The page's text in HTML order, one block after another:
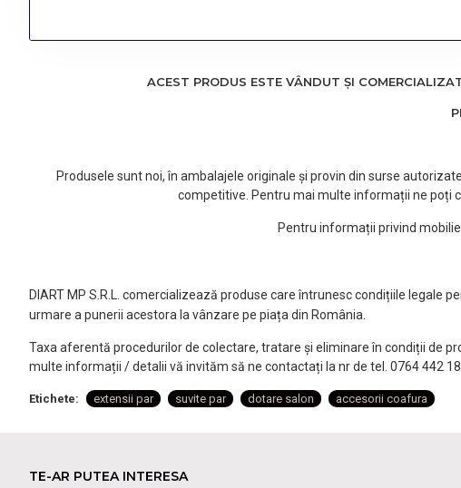
ACEST PRODUS ESTE VÂNDUT ȘI
Produsele sunt noi, în ambalajele originale și provin din surse
competitive. Pentru mai multe informații ne poți
Pentru informații privind
DIART MP S.R.L. comercializează produse care întrunesc condițiile legale
urmare a punerii acestora la vânzare pe piața din România.
Taxa aferentă procedurilor de colectare, tratare și eliminare în condiții de
multe informații / detalii vă invităm să ne contactați la nr de tel. 0764 442
Etichete: extensii par suvite par dotare salon accesorii coafura
TE-AR PUTEA INTERESA